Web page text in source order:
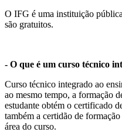
O IFG é uma instituição
são gratuitos.
- O que é um curso técnico
Curso técnico integrado ao
ao mesmo tempo, a formação
estudante obtém o certificado
também a certidão de
área do curso.